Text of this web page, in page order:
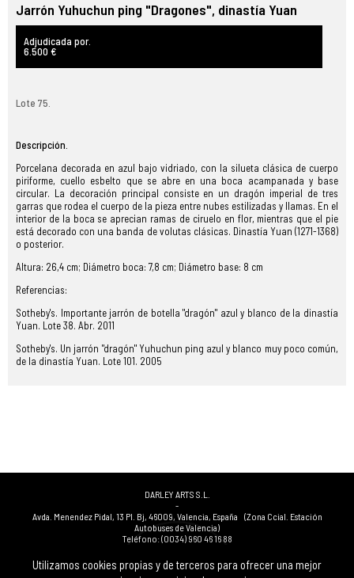
Utilizamos cookies propias y de terceros para ofrecer una mejor
Jarrón Yuhuchun ping "Dragones", dinastía Yuan
Adjudicada por.
6.500 €
Lote 75.
Descripción.
Porcelana decorada en azul bajo vidriado, con la silueta clásica de cuerpo
piriforme, cuello esbelto que se abre en una boca acampanada y base
circular. La decoración principal consiste en un dragón imperial de tres
garras que rodea el cuerpo de la pieza entre nubes estilizadas y llamas. En el
interior de la boca se aprecian ramas de ciruelo en flor, mientras que el pie
está decorado con una banda de volutas clásicas. Dinastía Yuan (1271-1368)
o posterior.
Altura: 26,4 cm; Diámetro boca: 7,8 cm; Diámetro base: 8 cm
Referencias:
Sotheby's. Importante jarrón de botella "dragón" azul y blanco de la dinastía
Yuan. Lote 38. Abr. 2011
Sotheby's. Un jarrón "dragón" Yuhuchun ping azul y blanco muy poco común,
de la dinastía Yuan. Lote 101. 2005
DARLEY ARTS S.L.
-
Avda. Menendez Pidal, 13 Pl. Bj, 46009, Valencia, España (Zona Ccial. Estación
Autobuses de Valencia)
Teléfono:(0034) 960 46 16 88
(0034) 963 40 48 21
-